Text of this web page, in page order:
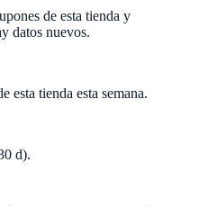
de esta tienda y
datos nuevos.
esta tienda esta semana.
d).